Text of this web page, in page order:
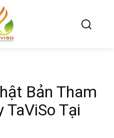
Bản Tham
TaViSo Tại